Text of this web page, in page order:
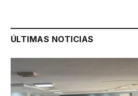
ÚLTIMAS NOTICIAS